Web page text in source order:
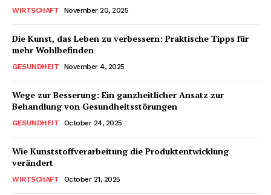
WIRTSCHAFT November 20, 2025
Die Kunst, das Leben zu verbessern: Praktische Tipps für
mehr Wohlbefinden
GESUNDHEIT November 4, 2025
Wege zur Besserung: Ein ganzheitlicher Ansatz zur
Behandlung von Gesundheitsstörungen
GESUNDHEIT October 24, 2025
Wie Kunststoffverarbeitung die Produktentwicklung
verändert
WIRTSCHAFT October 21, 2025